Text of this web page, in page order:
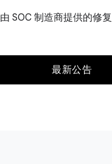
由 SOC 制造商提供的修复
最新公告